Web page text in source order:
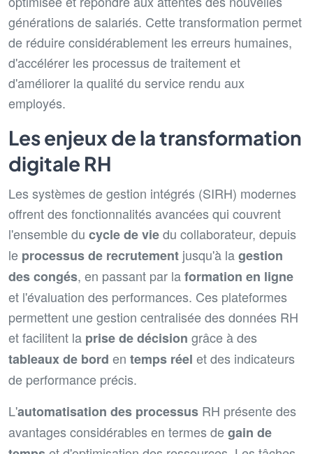
générations de salariés. Cette transformation permet
de réduire considérablement les erreurs humaines,
d'accélérer les processus de traitement et
d'améliorer la qualité du service rendu aux
employés.
Les enjeux de la transformation
digitale RH
Les systèmes de gestion intégrés (SIRH) modernes
offrent des fonctionnalités avancées qui couvrent
l'ensemble du cycle de viedu collaborateur, depuis
le processus de recrutement jusqu'à lagestion
des congés, en passant par laformation en ligne
et l'évaluation des performances. Ces plateformes
permettent une gestion centralisée des données RH
et facilitent la prise de décision grâce à des
tableaux de bord en temps réel et des indicateurs
de performance précis.
L'automatisation des processus RH présente des
avantages considérables en termes degain de